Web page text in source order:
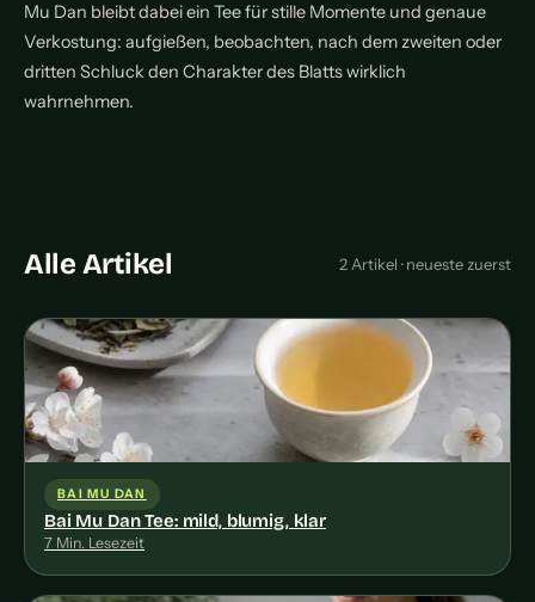
Mu Dan bleibt dabei ein Tee für stille Momente und genaue
Verkostung: aufgießen, beobachten, nach dem zweiten oder
dritten Schluck den Charakter des Blatts wirklich
wahrnehmen.
Alle Artikel 2 Artikel · neueste zuerst
BAI MU DAN
Bai Mu Dan Tee: mild, blumig, klar
7 Min. Lesezeit